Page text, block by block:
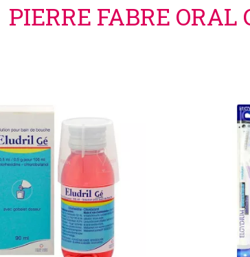
PIERRE FABRE ORAL